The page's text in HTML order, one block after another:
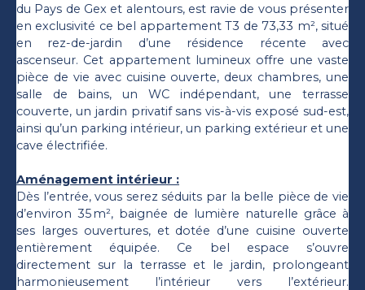
du Pays de Gex et alentours, est ravie de vous présenter
en exclusivité ce bel appartement T3 de 73,33 m², situé
en rez-de-jardin d’une résidence récente avec
ascenseur. Cet appartement lumineux offre une vaste
pièce de vie avec cuisine ouverte, deux chambres, une
salle de bains, un WC indépendant, une terrasse
couverte, un jardin privatif sans vis-à-vis exposé sud-est,
ainsi qu’un parking intérieur, un parking extérieur et une
cave électrifiée.
Aménagement intérieur :
Dès l’entrée, vous serez séduits par la belle pièce de vie
d’environ 35 m², baignée de lumière naturelle grâce à
ses larges ouvertures, et dotée d’une cuisine ouverte
entièrement équipée. Ce bel espace s’ouvre
directement sur la terrasse et le jardin, prolongeant
harmonieusement l’intérieur vers l’extérieur.